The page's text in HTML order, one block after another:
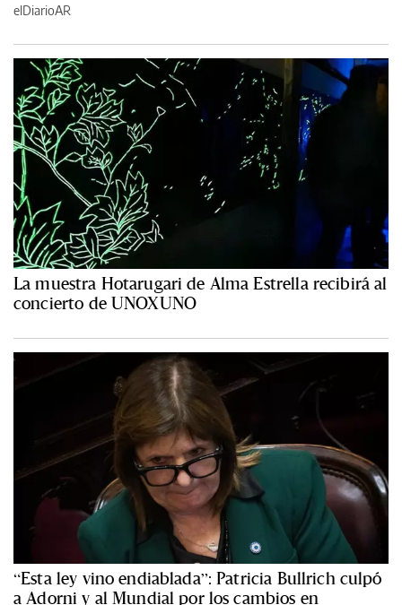
elDiarioAR
La muestra Hotarugari de Alma Estrella recibirá al
concierto de UNOXUNO
“Esta ley vino endiablada”: Patricia Bullrich culpó
a Adorni y al Mundial por los cambios en